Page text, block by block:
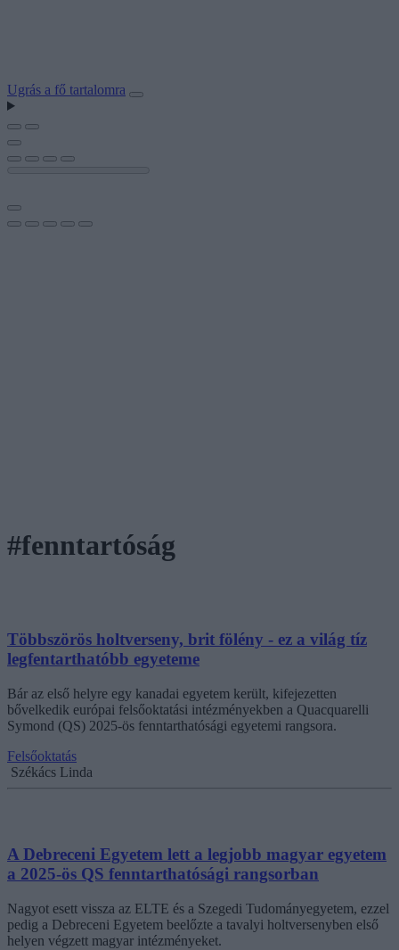
Ugrás a fő tartalomra
#fenntartóság
Többszörös holtverseny, brit fölény - ez a világ tíz
legfentarthatóbb egyeteme
Bár az első helyre egy kanadai egyetem került, kifejezetten
bővelkedik európai felsőoktatási intézményekben a Quacquarelli
Symond (QS) 2025-ös fenntarthatósági egyetemi rangsora.
Felsőoktatás
Székács Linda
A Debreceni Egyetem lett a legjobb magyar egyetem
a 2025-ös QS fenntarthatósági rangsorban
Nagyot esett vissza az ELTE és a Szegedi Tudományegyetem, ezzel
pedig a Debreceni Egyetem beelőzte a tavalyi holtversenyben első
helyen végzett magyar intézményeket.